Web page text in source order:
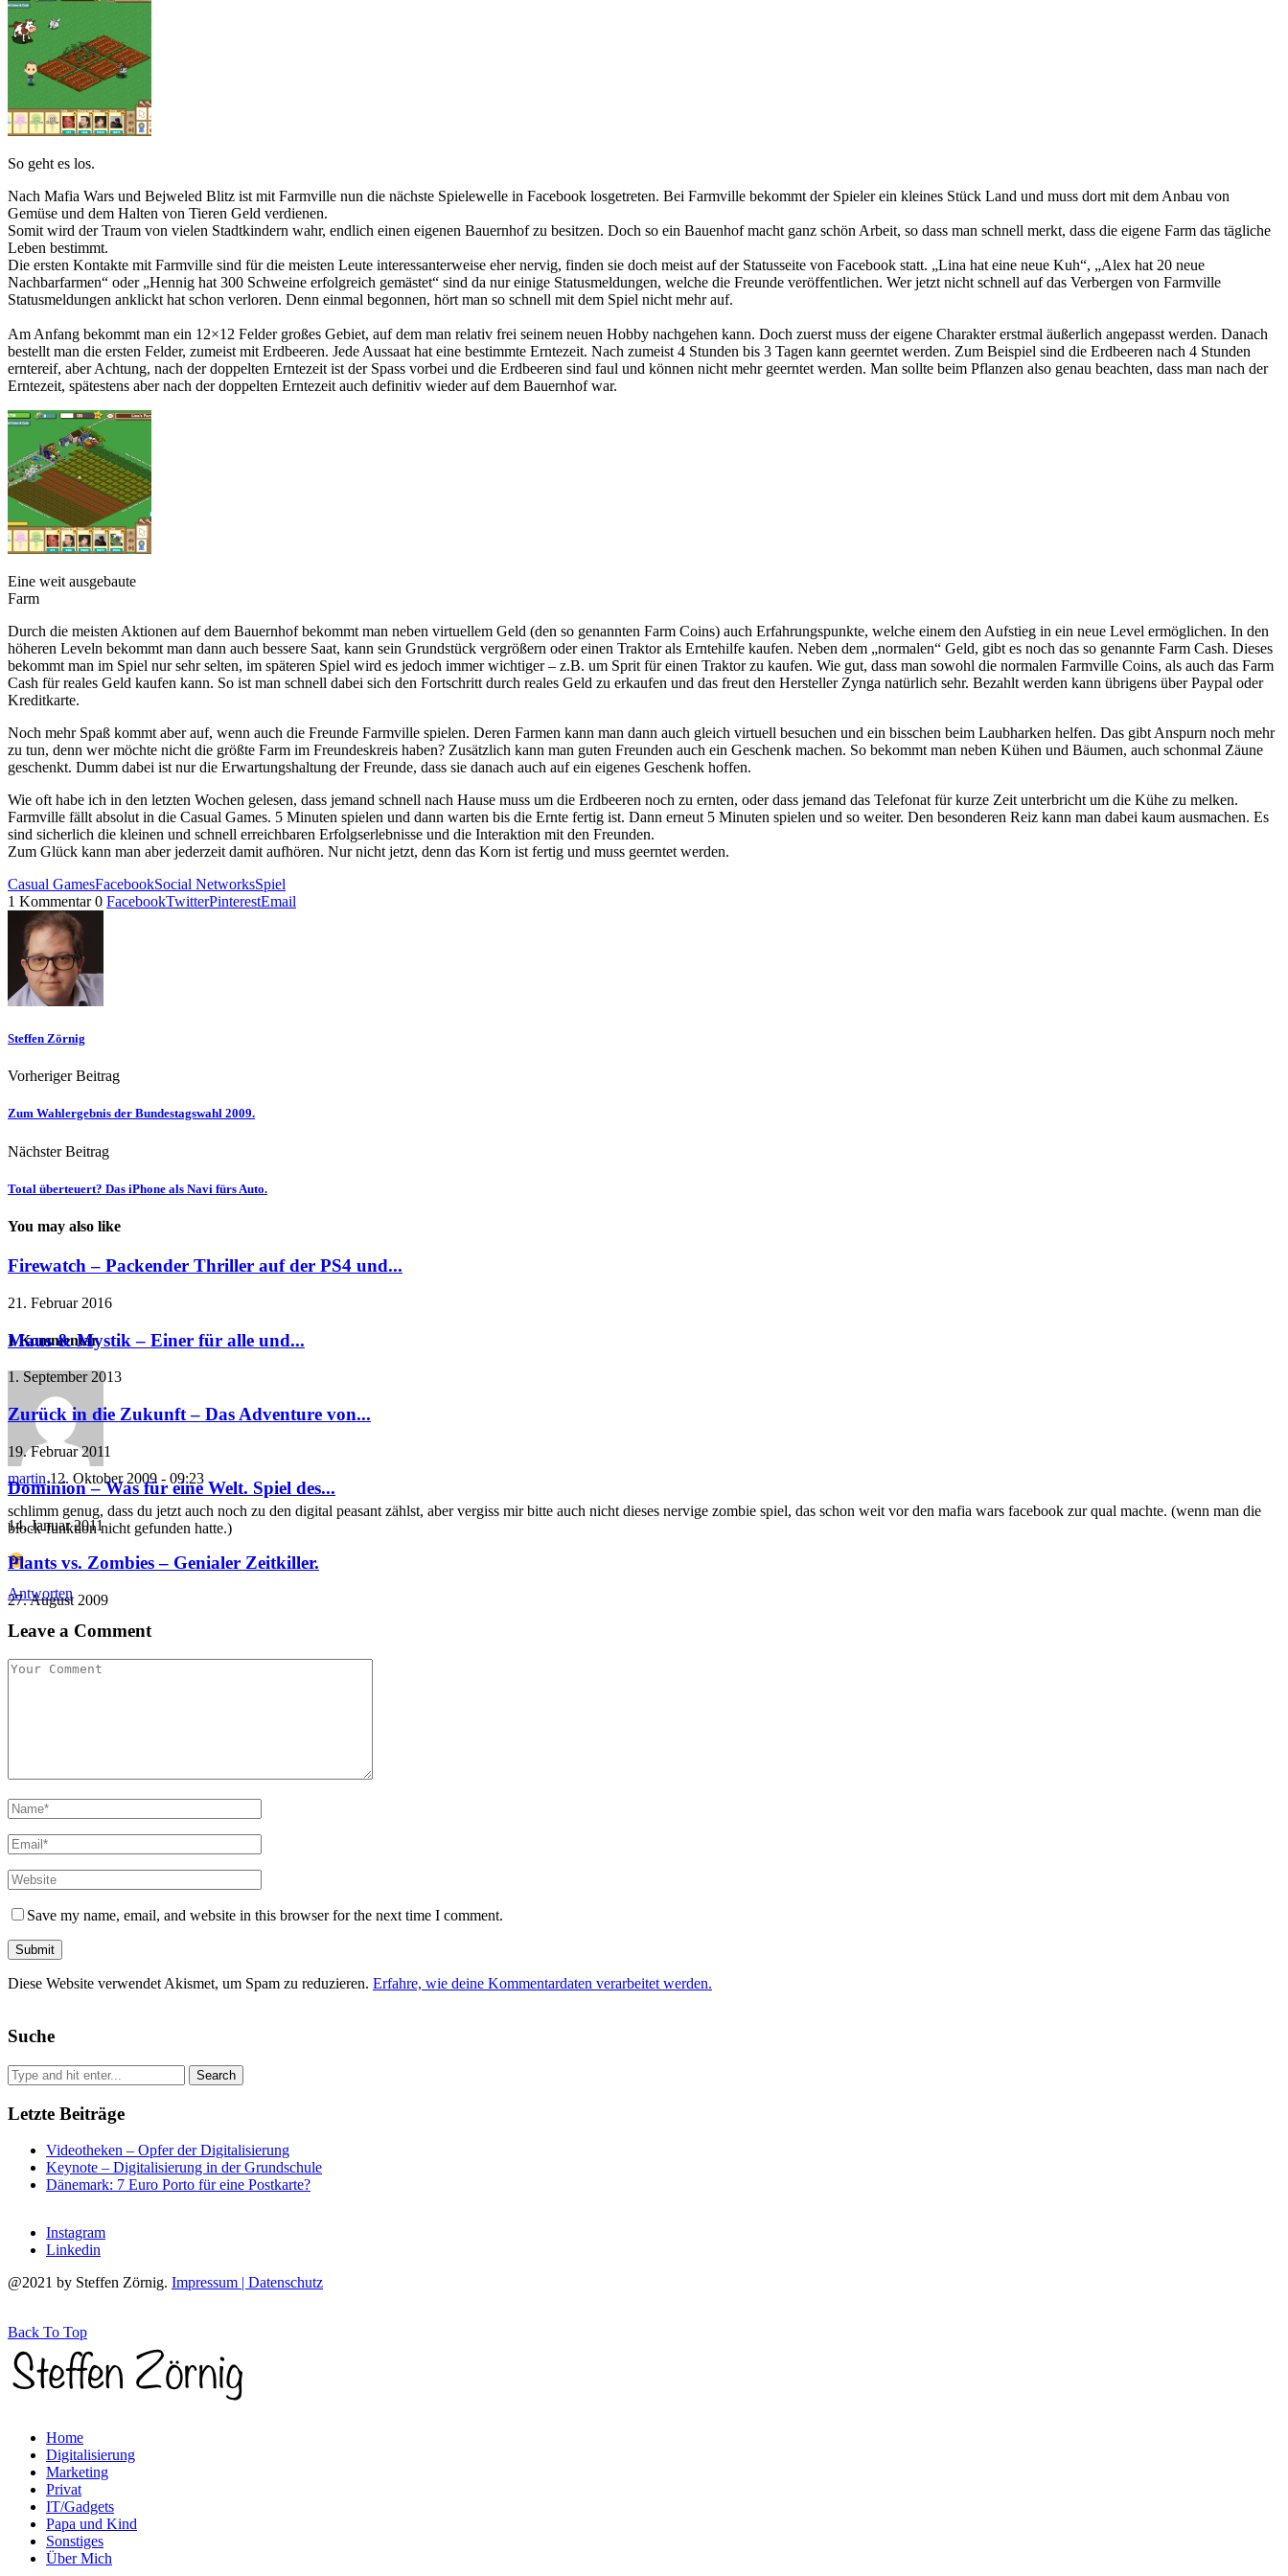
So geht es los.
Nach Mafia Wars und Bejweled Blitz ist mit Farmville nun die nächste Spielewelle in Facebook losgetreten. Bei Farmville bekommt der Spieler ein kleines Stück Land und muss dort mit dem Anbau von
Gemüse und dem Halten von Tieren Geld verdienen.
Somit wird der Traum von vielen Stadtkindern wahr, endlich einen eigenen Bauernhof zu besitzen. Doch so ein Bauenhof macht ganz schön Arbeit, so dass man schnell merkt, dass die eigene Farm das tägliche
Leben bestimmt.
Die ersten Kontakte mit Farmville sind für die meisten Leute interessanterweise eher nervig, finden sie doch meist auf der Statusseite von Facebook statt. „Lina hat eine neue Kuh“, „Alex hat 20 neue
Nachbarfarmen“ oder „Hennig hat 300 Schweine erfolgreich gemästet“ sind da nur einige Statusmeldungen, welche die Freunde veröffentlichen. Wer jetzt nicht schnell auf das Verbergen von Farmville
Statusmeldungen anklickt hat schon verloren. Denn einmal begonnen, hört man so schnell mit dem Spiel nicht mehr auf.
Am Anfang bekommt man ein 12×12 Felder großes Gebiet, auf dem man relativ frei seinem neuen Hobby nachgehen kann. Doch zuerst muss der eigene Charakter erstmal äußerlich angepasst werden. Danach
bestellt man die ersten Felder, zumeist mit Erdbeeren. Jede Aussaat hat eine bestimmte Erntezeit. Nach zumeist 4 Stunden bis 3 Tagen kann geerntet werden. Zum Beispiel sind die Erdbeeren nach 4 Stunden
erntereif, aber Achtung, nach der doppelten Erntezeit ist der Spass vorbei und die Erdbeeren sind faul und können nicht mehr geerntet werden. Man sollte beim Pflanzen also genau beachten, dass man nach der
Erntezeit, spätestens aber nach der doppelten Erntezeit auch definitiv wieder auf dem Bauernhof war.
Eine weit ausgebaute
Farm
Durch die meisten Aktionen auf dem Bauernhof bekommt man neben virtuellem Geld (den so genannten Farm Coins) auch Erfahrungspunkte, welche einem den Aufstieg in ein neue Level ermöglichen. In den
höheren Leveln bekommt man dann auch bessere Saat, kann sein Grundstück vergrößern oder einen Traktor als Erntehilfe kaufen. Neben dem „normalen“ Geld, gibt es noch das so genannte Farm Cash. Dieses
bekommt man im Spiel nur sehr selten, im späteren Spiel wird es jedoch immer wichtiger – z.B. um Sprit für einen Traktor zu kaufen. Wie gut, dass man sowohl die normalen Farmville Coins, als auch das Farm
Cash für reales Geld kaufen kann. So ist man schnell dabei sich den Fortschritt durch reales Geld zu erkaufen und das freut den Hersteller Zynga natürlich sehr. Bezahlt werden kann übrigens über Paypal oder
Kreditkarte.
Noch mehr Spaß kommt aber auf, wenn auch die Freunde Farmville spielen. Deren Farmen kann man dann auch gleich virtuell besuchen und ein bisschen beim Laubharken helfen. Das gibt Anspurn noch mehr
zu tun, denn wer möchte nicht die größte Farm im Freundeskreis haben? Zusätzlich kann man guten Freunden auch ein Geschenk machen. So bekommt man neben Kühen und Bäumen, auch schonmal Zäune
geschenkt. Dumm dabei ist nur die Erwartungshaltung der Freunde, dass sie danach auch auf ein eigenes Geschenk hoffen.
Wie oft habe ich in den letzten Wochen gelesen, dass jemand schnell nach Hause muss um die Erdbeeren noch zu ernten, oder dass jemand das Telefonat für kurze Zeit unterbricht um die Kühe zu melken.
Farmville fällt absolut in die Casual Games. 5 Minuten spielen und dann warten bis die Ernte fertig ist. Dann erneut 5 Minuten spielen und so weiter. Den besonderen Reiz kann man dabei kaum ausmachen. Es
sind sicherlich die kleinen und schnell erreichbaren Erfolgserlebnisse und die Interaktion mit den Freunden.
Zum Glück kann man aber jederzeit damit aufhören. Nur nicht jetzt, denn das Korn ist fertig und muss geerntet werden.
Casual GamesFacebookSocial NetworksSpiel
1 Kommentar 0 FacebookTwitterPinterestEmail
Steffen Zörnig
Vorheriger Beitrag
Zum Wahlergebnis der Bundestagswahl 2009.
Nächster Beitrag
Total überteuert? Das iPhone als Navi fürs Auto.
You may also like
Firewatch – Packender Thriller auf der PS4 und...
21. Februar 2016
Maus & Mystik – Einer für alle und...
1. September 2013
Zurück in die Zukunft – Das Adventure von...
19. Februar 2011
Dominion – Was für eine Welt. Spiel des...
14. Januar 2011
Plants vs. Zombies – Genialer Zeitkiller.
27. August 2009
1 Kommentar
martin 12. Oktober 2009 - 09:23
schlimm genug, dass du jetzt auch noch zu den digital peasant zählst, aber vergiss mir bitte auch nicht dieses nervige zombie spiel, das schon weit vor den mafia wars facebook zur qual machte. (wenn man die
block-funktion nicht gefunden hatte.)
Antworten
Leave a Comment
Save my name, email, and website in this browser for the next time I comment.
Diese Website verwendet Akismet, um Spam zu reduzieren. Erfahre, wie deine Kommentardaten verarbeitet werden.
Suche
Letzte Beiträge
Videotheken – Opfer der Digitalisierung
Keynote – Digitalisierung in der Grundschule
Dänemark: 7 Euro Porto für eine Postkarte?
Instagram
Linkedin
@2021 by Steffen Zörnig. Impressum | Datenschutz
Back To Top
Home
Digitalisierung
Marketing
Privat
IT/Gadgets
Papa und Kind
Sonstiges
Über Mich